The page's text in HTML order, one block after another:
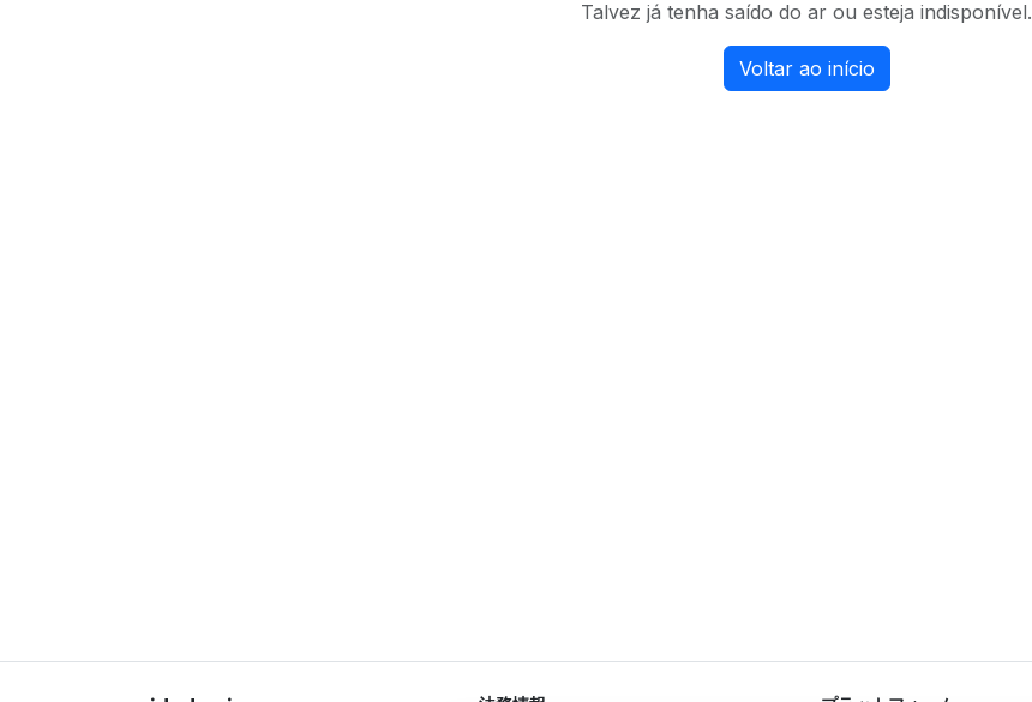
Talvez já tenha saído do ar ou esteja indisponível.
Voltar ao início